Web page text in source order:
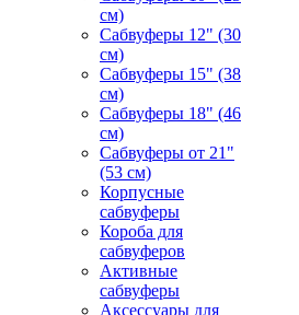
см)
Сабвуферы 12" (30
см)
Сабвуферы 15" (38
см)
Сабвуферы 18" (46
см)
Сабвуферы от 21"
(53 см)
Корпусные
сабвуферы
Короба для
сабвуферов
Активные
сабвуферы
Аксессуары для